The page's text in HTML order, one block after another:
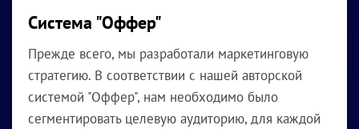
Система "Оффер"
Прежде всего, мы разработали маркетинговую
стратегию. В соответствии с нашей авторской
системой "Оффер", нам необходимо было
сегментировать целевую аудиторию, для каждой